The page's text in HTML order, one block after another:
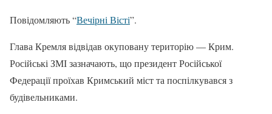
Повідомляють “Вечірні Вісті”.
Глава Кремля відвідав окуповану територію — Крим.
Російські ЗМІ зазначають, що президент Російської
Федерації проїхав Кримський міст та поспілкувався з
будівельниками.